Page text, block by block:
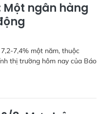
ngân hàng
7,4% một năm, thuộc
thị trường hôm nay của Báo